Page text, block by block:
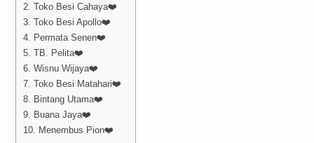
2. Toko Besi Cahaya❤️
3. Toko Besi Apollo❤️
4. Permata Senen❤️
5. TB. Pelita❤️
6. Wisnu Wijaya❤️
7. Toko Besi Matahari❤️
8. Bintang Utama❤️
9. Buana Jaya❤️
10. Menembus Pion❤️